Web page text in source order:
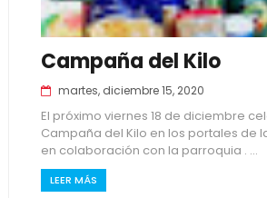
Campaña del Kilo
martes, diciembre 15, 2020
El próximo viernes 18 de diciembre
Campaña del Kilo en los portales de
en colaboración con la parroquia . ...
LEER MÁS